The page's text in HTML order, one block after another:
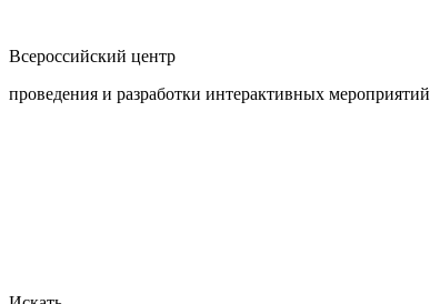
Всероссийский центр
проведения и разработки интерактивных мероприятий